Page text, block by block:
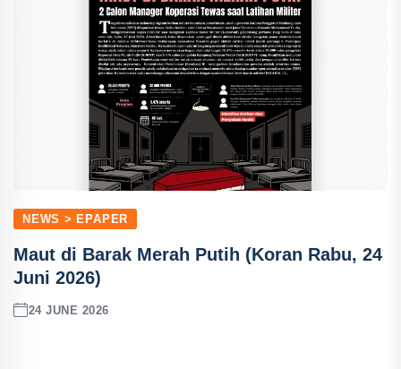
NEWS > EPAPER
Maut di Barak Merah Putih (Koran Rabu, 24
Juni 2026)
24 JUNE 2026